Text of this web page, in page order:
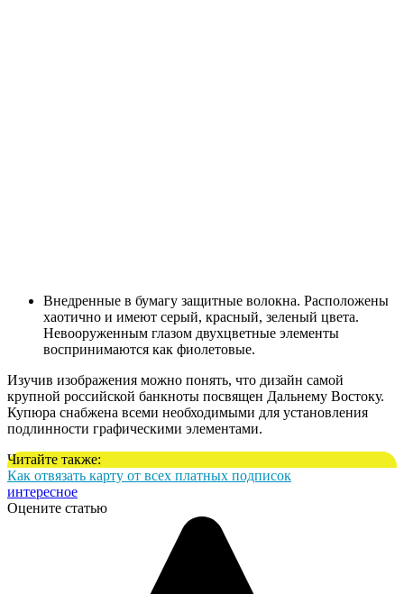
Внедренные в бумагу защитные волокна. Расположены
хаотично и имеют серый, красный, зеленый цвета.
Невооруженным глазом двухцветные элементы
воспринимаются как фиолетовые.
Изучив изображения можно понять, что дизайн самой
крупной российской банкноты посвящен Дальнему Востоку.
Купюра снабжена всеми необходимыми для установления
подлинности графическими элементами.
Читайте также:
Как отвязать карту от всех платных подписок
интересное
Оцените статью